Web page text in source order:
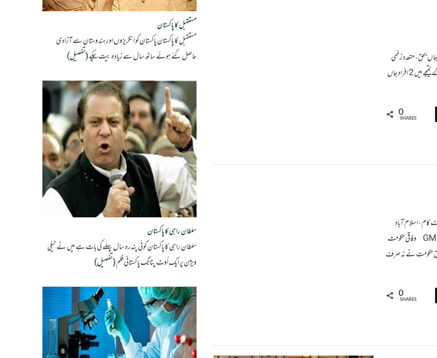
میں زائرین کی بس کے قریب بم دھماکا، 2 افراد جاں بحق، متعدد زخمی
کوئٹہ: قمبرانی روڈ کے قریب اختر آباد میں زائرین کی بس کے قریب بم دھماکے کے نتیجے میں 2 افراد جاں
0
SHARES
کام، اسلام آباد
آخری وقت اشاعت: ہفتہ 28 دسمبر 2013 , 00:41 GMT 05:41 PST وفاقی حکومت
حکومت نے نہ صرف
0
SHARES
مستقبل کا پاکستان
مستقبل کا پاکستان پاکستان کو انگریزوں اور ہندوستان سے آزادی
حاصل کئے ہوئے ساٹھ سال سے زیادہ بیت چکے(تفصیل)
سلطان راہی کا پاکستان
سلطان راہی کا پاکستان کوئی پندرہ سال پہلے کی بات ہے میں نے ٹیلی
ویژن پر ایک اُوٹ پٹانگ پاکستانی فلم(تفصیل)